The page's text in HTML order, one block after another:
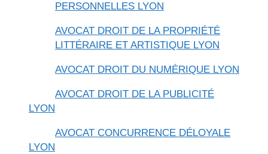
PERSONNELLES LYON
AVOCAT DROIT DE LA PROPRIÉTÉ
LITTÉRAIRE ET ARTISTIQUE LYON
AVOCAT DROIT DU NUMÉRIQUE LYON
AVOCAT DROIT DE LA PUBLICITÉ
LYON
AVOCAT CONCURRENCE DÉLOYALE
LYON